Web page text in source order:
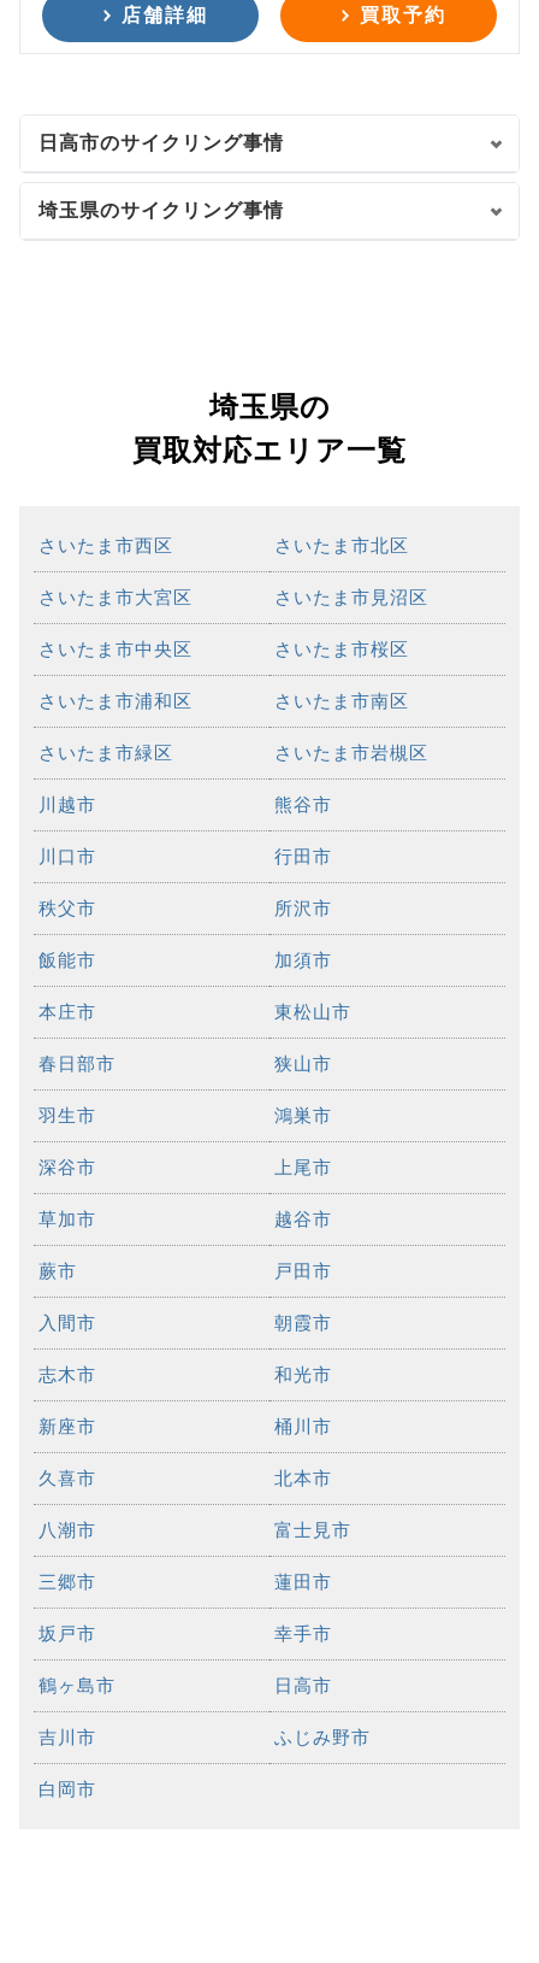
店舗詳細 買取予約
日高市のサイクリング事情
埼玉県のサイクリング事情
埼玉県の
買取対応エリア一覧
さいたま市西区 さいたま市北区
さいたま市大宮区 さいたま市見沼区
さいたま市中央区 さいたま市桜区
さいたま市浦和区 さいたま市南区
さいたま市緑区 さいたま市岩槻区
川越市 熊谷市
川口市 行田市
秩父市 所沢市
飯能市 加須市
本庄市 東松山市
春日部市 狭山市
羽生市 鴻巣市
深谷市 上尾市
草加市 越谷市
蕨市 戸田市
入間市 朝霞市
志木市 和光市
新座市 桶川市
久喜市 北本市
八潮市 富士見市
三郷市 蓮田市
坂戸市 幸手市
鶴ヶ島市 日高市
吉川市 ふじみ野市
白岡市